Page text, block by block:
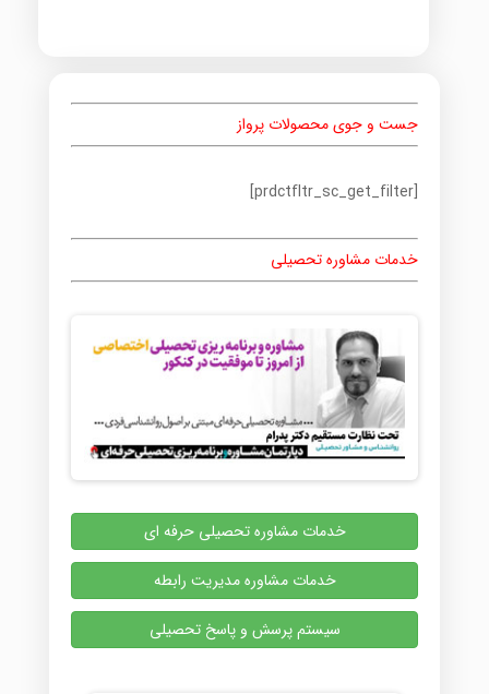
جست و جوی محصولات پرواز
[prdctfltr_sc_get_filter]
خدمات مشاوره تحصیلی
خدمات مشاوره تحصیلی حرفه ای
خدمات مشاوره مدیریت رابطه
سیستم پرسش و پاسخ تحصیلی